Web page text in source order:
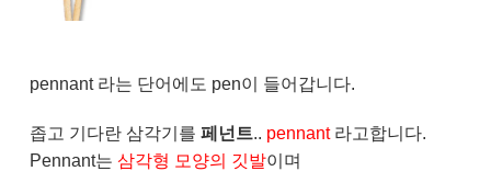
pennant 라는 단어에도 pen이 들어갑니다.
좁고 기다란 삼각기를 페넌트.. pennant라고합니다.
Pennant는 삼각형 모양의 깃발이며